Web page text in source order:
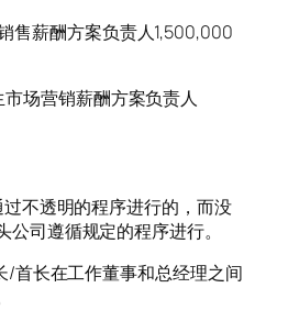
售薪酬方案负责人1,500,000
场营销薪酬方案负责人
不透明的程序进行的，而没
司遵循规定的程序进行。
/首长在工作董事和总经理之间